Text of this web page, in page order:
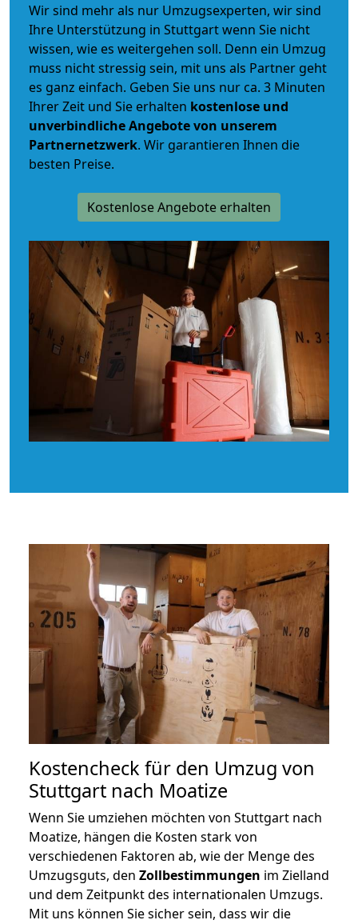
Wir sind mehr als nur Umzugsexperten, wir sind
Ihre Unterstützung in Stuttgart wenn Sie nicht
wissen, wie es weitergehen soll. Denn ein Umzug
muss nicht stressig sein, mit uns als Partner geht
es ganz einfach. Geben Sie uns nur ca. 3 Minuten
Ihrer Zeit und Sie erhalten kostenlose und
unverbindlicheAngebote von unserem
Partnernetzwerk. Wir garantieren Ihnen die
besten Preise.
Kostenlose Angebote erhalten
Kostencheck für den Umzug von
Stuttgart nach Moatize
Wenn Sie umziehen möchten von Stuttgart nach
Moatize, hängen die Kosten stark von
verschiedenen Faktoren ab, wie der Menge des
Umzugsguts, den Zollbestimmungen im Zielland
und dem Zeitpunkt des internationalen Umzugs.
Mit uns können Sie sicher sein, dass wir die